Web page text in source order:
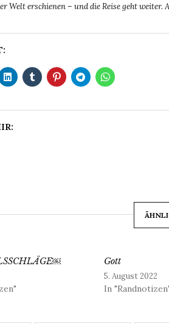
Welt erschienen – und die Reise geht weiter.
Gott
5. August 2022
In